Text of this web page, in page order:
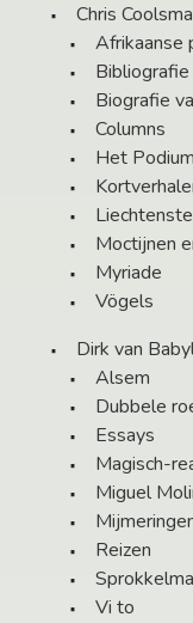
Chris Coolsma
Afrikaanse
Bibliografie
Biografie
Columns
Het
Moctijnen
Myriade
Vögels
Dirk van
Alsem
Dubbele
Essays
Magisch-
Miguel
Reizen
Vi to